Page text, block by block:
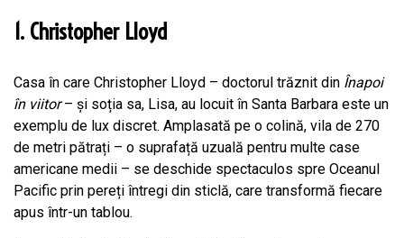
1. Christopher Lloyd
Casa în care Christopher Lloyd – doctorul trăznit din Înapoi
în viitor– și soția sa, Lisa, au locuit în Santa Barbara este un
exemplu de lux discret. Amplasată pe o colină, vila de 270
de metri pătrați – o suprafață uzuală pentru multe case
americane medii – se deschide spectaculos spre Oceanul
Pacific prin pereți întregi din sticlă, care transformă fiecare
apus într-un tablou.